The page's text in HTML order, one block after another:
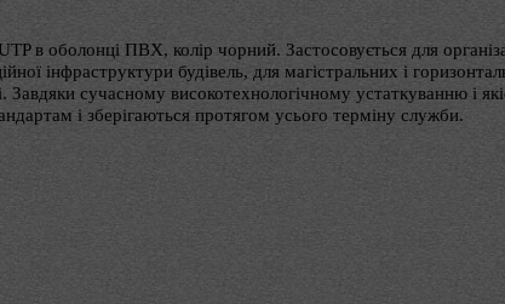
в оболонці ПВХ, колір чорний. Застосовується для
інфраструктури будівель, для магістральних і
Завдяки сучасному високотехнологічному устаткуванню і
і зберігаються протягом усього терміну служби.